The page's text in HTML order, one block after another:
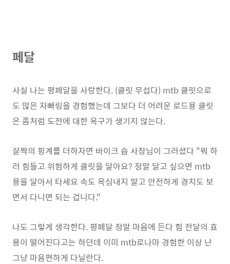
페달
사실 나는 평페달을 사랑한다. (클릿 무섭다) mtb 클릿으로
도 많은 자빠링을 경험했는데 그보다 더 어려운 로드용 클릿
은 좀처럼 도전에 대한 욕구가 생기지 않는다.
살짝의 핑계를 더하자면 바이크 숍 사장님이 그러셨다 "뭐 하
러 힘들고 위험하게 클릿을 달아요? 정말 달고 싶으면 mtb
용을 달아서 타세요 속도 욕심내지 말고 안전하게 경치도 보
면서 다니면 되는 겁니다."
나도 그렇게 생각한다. 평페달 정말 마음에 든다 힘 전달의 효
용이 떨어진다고는 하던데 이미 mtb로나마 경험한 이상 난
그냥 마음편하게 다닐란다.